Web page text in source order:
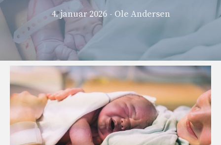
4. januar 2026 - Ole Andersen